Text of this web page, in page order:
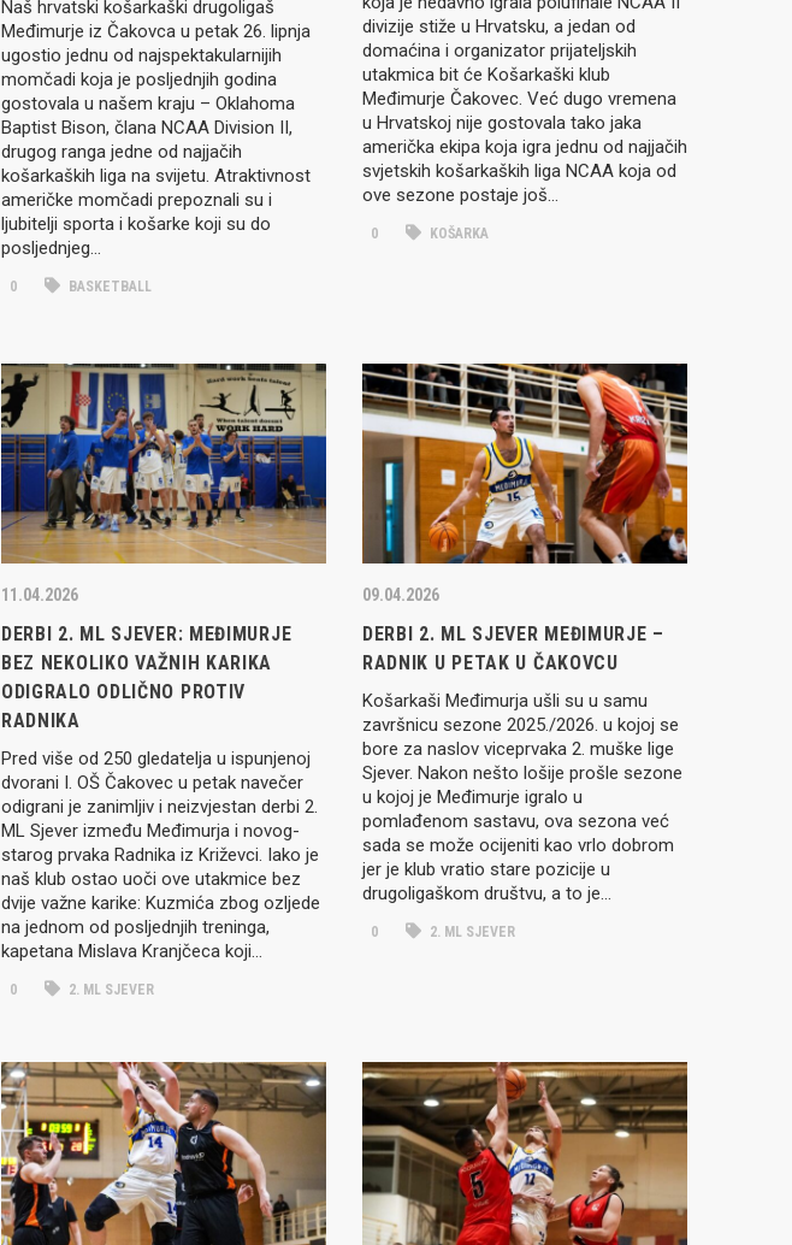
Naš hrvatski košarkaški drugoligaš
Međimurje iz Čakovca u petak 26. lipnja
ugostio jednu od najspektakularnijih
momčadi koja je posljednjih godina
gostovala u našem kraju – Oklahoma
Baptist Bison, člana NCAA Division II,
drugog ranga jedne od najjačih
košarkaških liga na svijetu. Atraktivnost
američke momčadi prepoznali su i
ljubitelji sporta i košarke koji su do
posljednjeg…
0 BASKETBALL
divizije stiže u Hrvatsku, a jedan od
domaćina i organizator prijateljskih
utakmica bit će Košarkaški klub
Međimurje Čakovec. Već dugo vremena
u Hrvatskoj nije gostovala tako jaka
američka ekipa koja igra jednu od najjačih
svjetskih košarkaških liga NCAA koja od
ove sezone postaje još…
0 KOŠARKA
11.04.2026
DERBI 2. ML SJEVER: MEĐIMURJE
BEZ NEKOLIKO VAŽNIH KARIKA
ODIGRALO ODLIČNO PROTIV
RADNIKA
Pred više od 250 gledatelja u ispunjenoj
dvorani I. OŠ Čakovec u petak navečer
odigrani je zanimljiv i neizvjestan derbi 2.
ML Sjever između Međimurja i novog-
starog prvaka Radnika iz Križevci. Iako je
naš klub ostao uoči ove utakmice bez
dvije važne karike: Kuzmića zbog ozljede
na jednom od posljednjih treninga,
kapetana Mislava Kranjčeca koji…
0 2. ML SJEVER
09.04.2026
DERBI 2. ML SJEVER MEĐIMURJE –
RADNIK U PETAK U ČAKOVCU
Košarkaši Međimurja ušli su u samu
završnicu sezone 2025./2026. u kojoj se
bore za naslov viceprvaka 2. muške lige
Sjever. Nakon nešto lošije prošle sezone
u kojoj je Međimurje igralo u
pomlađenom sastavu, ova sezona već
sada se može ocijeniti kao vrlo dobrom
jer je klub vratio stare pozicije u
drugoligaškom društvu, a to je…
0 2. ML SJEVER